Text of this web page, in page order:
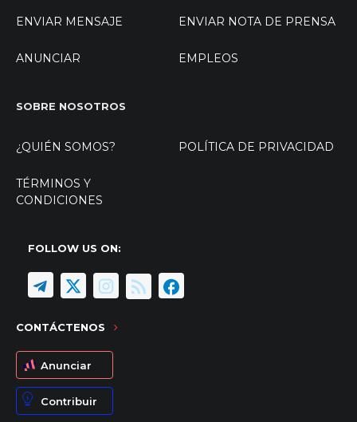
ENVIAR MENSAJE ENVIAR NOTA DE PRENSA
ANUNCIAR EMPLEOS
SOBRE NOSOTROS
¿QUIÉN SOMOS? POLÍTICA DE PRIVACIDAD
TÉRMINOS Y
CONDICIONES
FOLLOW US ON:
CONTÁCTENOS
Anunciar
Contribuir